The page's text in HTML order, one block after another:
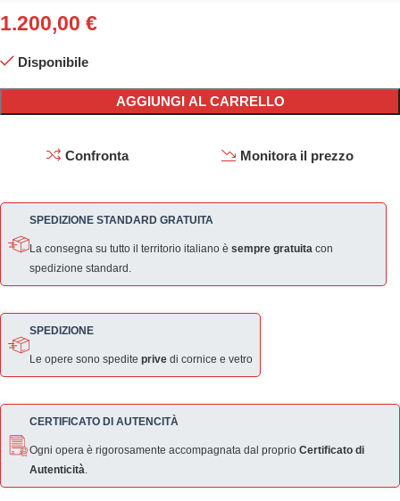
1.200,00 €
Disponibile
AGGIUNGI AL CARRELLO
Confronta Monitora il prezzo
SPEDIZIONE STANDARD GRATUITA
La consegna su tutto il territorio italiano è sempre gratuita con
spedizione standard.
SPEDIZIONE
Le opere sono spedite prive di cornice e vetro
CERTIFICATO DI AUTENCITÀ
Ogni opera è rigorosamente accompagnata dal proprio Certificato di
Autenticità.